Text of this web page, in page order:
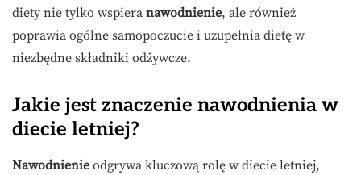
diety nie tylko wspiera nawodnienie, ale również
poprawia ogólne samopoczucie i uzupełnia dietę w
niezbędne składniki odżywcze.
Jakie jest znaczenie nawodnienia w
diecie letniej?
Nawodnienie odgrywa kluczową rolę w diecie letniej,